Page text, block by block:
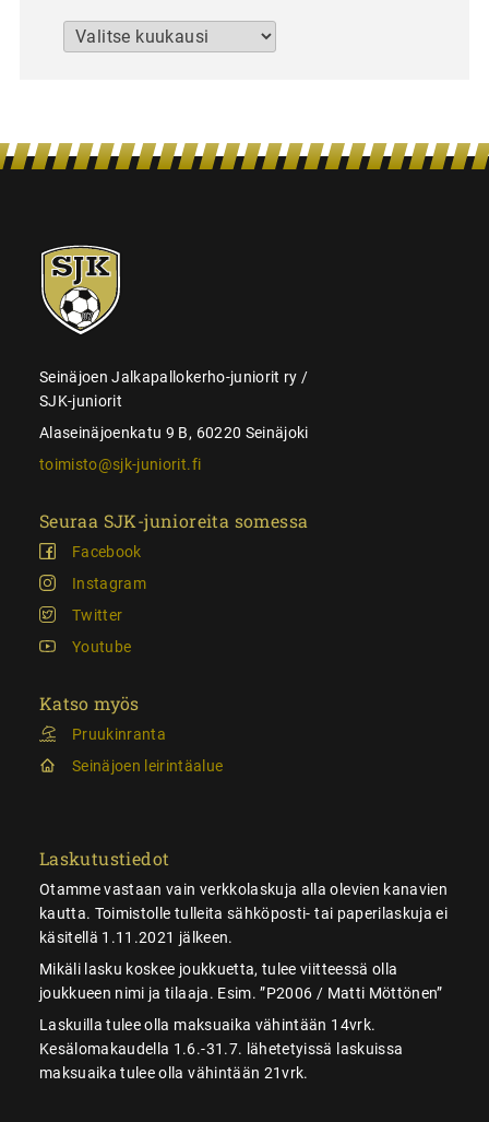
Arkistot
SJK-
juniorit
Seinäjoen Jalkapallokerho-juniorit ry /
SJK-juniorit
Alaseinäjoenkatu 9 B, 60220 Seinäjoki
toimisto@sjk-juniorit.fi
Seuraa SJK-junioreita somessa
Facebook
Instagram
Twitter
Youtube
Katso myös
Pruukinranta
Seinäjoen leirintäalue
Laskutustiedot
Otamme vastaan vain verkkolaskuja alla olevien kanavien
kautta. Toimistolle tulleita sähköposti- tai paperilaskuja ei
käsitellä 1.11.2021 jälkeen.
Mikäli lasku koskee joukkuetta, tulee viitteessä olla
joukkueen nimi ja tilaaja. Esim. ”P2006 / Matti Möttönen”
Laskuilla tulee olla maksuaika vähintään 14vrk.
Kesälomakaudella 1.6.-31.7. lähetetyissä laskuissa
maksuaika tulee olla vähintään 21vrk.